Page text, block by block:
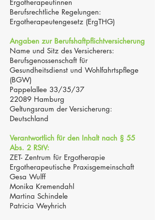
Ergotherapeutinnen
Berufsrechtliche Regelungen:
Ergotherapeutengesetz (ErgTHG)
Angaben zur Berufshaftpflichtversicherung
Name und Sitz des Versicherers:
Berufsgenossenschaft für
Gesundheitsdienst und Wohlfahrtspflege
(BGW)
Pappelallee 33/35/37
22089 Hamburg
Geltungsraum der Versicherung:
Deutschland
Verantwortlich für den Inhalt nach § 55
Abs. 2 RStV:
ZET- Zentrum für Ergotherapie
Ergotherapeutische Praxisgemeinschaft
Gesa Wulff
Monika Kremendahl
Martina Schindele
Patricia Weyhrich